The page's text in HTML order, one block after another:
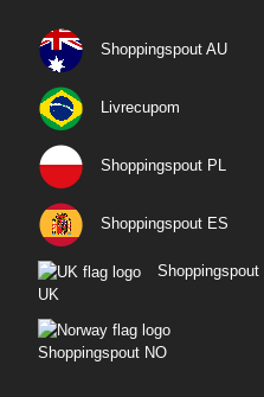
Shoppingspout AU
Livrecupom
Shoppingspout PL
Shoppingspout ES
Shoppingspout
UK
Shoppingspout NO